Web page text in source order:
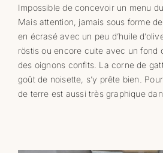
Impossible de concevoir un menu
Mais attention, jamais sous forme
en écrasé avec un peu d’huile
röstis ou encore cuite avec un fond
des oignons confits. La corne de
goût de noisette, s’y prête bien.
de terre est aussi très graphique